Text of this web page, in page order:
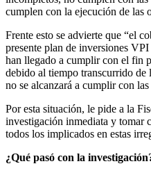
cumplen con la ejecución de las
Frente esto se advierte que “el
presente plan de inversiones
han llegado a cumplir con el fin
debido al tiempo transcurrido
no se alcanzará a cumplir con
Por esta situación, le pide a la
investigación inmediata y tomar
todos los implicados en estas
¿Qué pasó con la